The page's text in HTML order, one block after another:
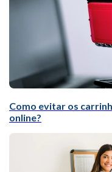
Como evitar os
online?